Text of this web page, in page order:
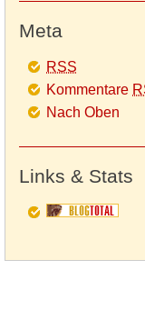
Meta
RSS
Kommentare
Nach Oben
Links & Stats